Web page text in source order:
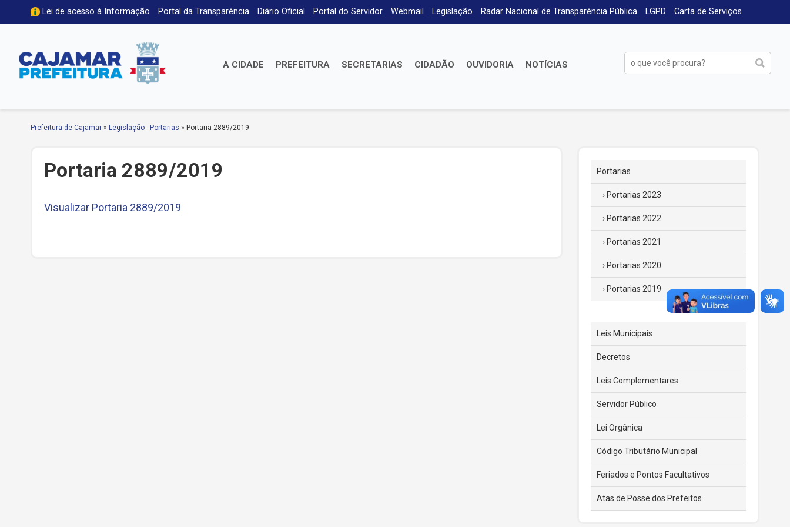
Lei de acesso à Informação Portal da Transparência Diário Oficial Portal do Servidor Webmail Legislação Radar Nacional de Transparência Pública LGPD Carta de Serviços
A CIDADE PREFEITURA SECRETARIAS CIDADÃO OUVIDORIA NOTÍCIAS
Prefeitura de Cajamar » Legislação - Portarias » Portaria 2889/2019
Portaria 2889/2019
Visualizar Portaria 2889/2019
Portarias
Portarias 2023
Portarias 2022
Portarias 2021
Portarias 2020
Portarias 2019
Leis Municipais
Decretos
Leis Complementares
Servidor Público
Lei Orgânica
Código Tributário Municipal
Feriados e Pontos Facultativos
Atas de Posse dos Prefeitos